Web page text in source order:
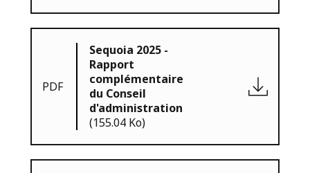
PDF
Sequoia 2025 -
Rapport
complémentaire
du Conseil
d'administration
(155.04 Ko)